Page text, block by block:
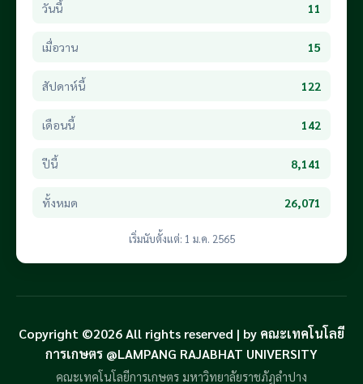
วันนี้ 11
เมื่อวาน 15
สัปดาห์นี้ 122
เดือนนี้ 142
ปีนี้ 8,141
ทั้งหมด 26,071
เริ่มนับตั้งแต่: 1 ม.ค. 2565
Copyright ©2026 All rights reserved | by คณะเทคโนโลยี
การเกษตร @LAMPANG RAJABHAT UNIVERSITY
คณะเทคโนโลยีการเกษตร มหาวิทยาลัยราชภัฏลำปาง